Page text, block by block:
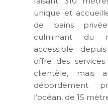
unique et
de bains
culminant du
accessible
offre des
clientèle, mais
débordement
l’océan, de 15